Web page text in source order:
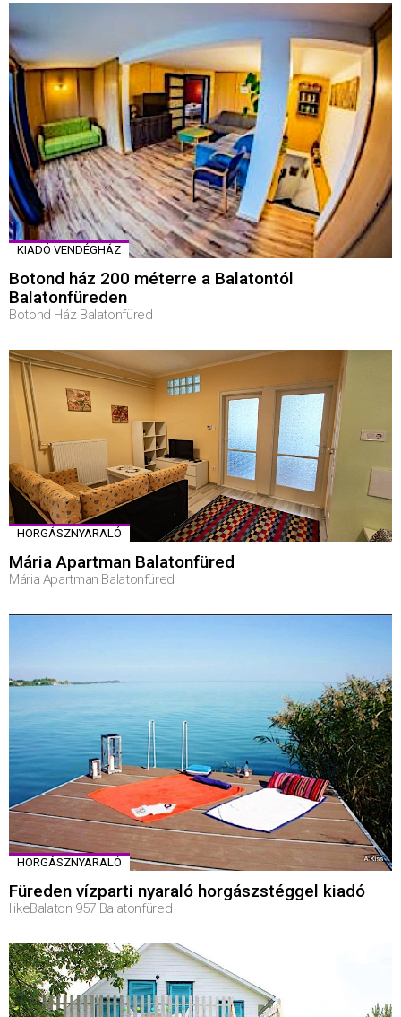
KIADÓ VENDÉGHÁZ
Botond ház 200 méterre a Balatontól
Balatonfüreden
Botond Ház Balatonfüred
HORGÁSZNYARALÓ
Mária Apartman Balatonfüred
Mária Apartman Balatonfüred
HORGÁSZNYARALÓ
Füreden vízparti nyaraló horgászstéggel kiadó
IlikeBalaton 957 Balatonfüred